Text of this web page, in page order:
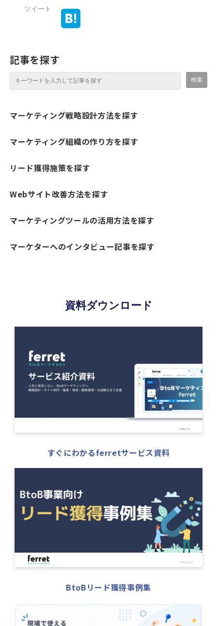
ツイート
記事を探す
マーケティング戦略設計方法を探す
マーケティング組織の作り方を探す
リード獲得施策を探す
Webサイト改善方法を探す
マーケティングツールの活用方法を探す
マーケターへのインタビュー記事を探す
資料ダウンロード
すぐにわかるferretサービス資料
BtoBリード獲得事例集